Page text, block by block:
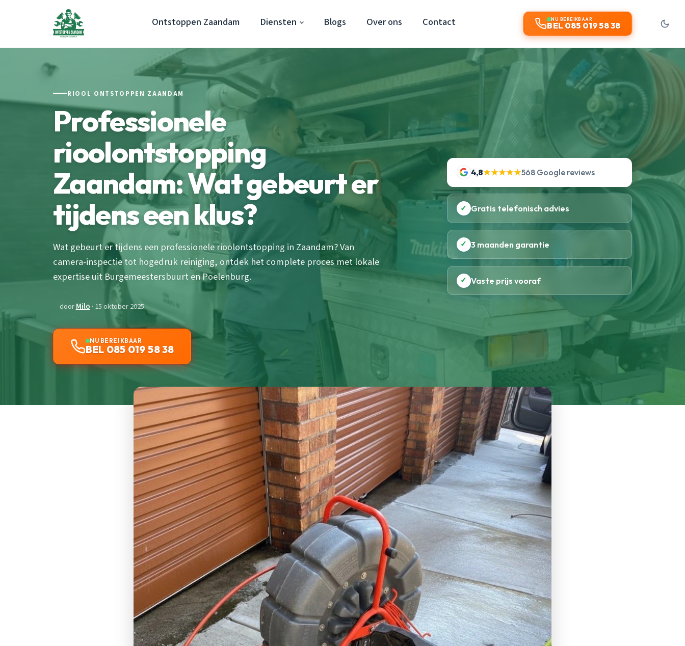
Ontstoppen Zaandam Diensten Blogs Over ons Contact NU BEREIKBAAR
BEL 085 019 58 38
RIOOL ONTSTOPPEN ZAANDAM
Professionele
rioolontstopping
Zaandam: Wat gebeurt er
tijdens een klus?
Wat gebeurt er tijdens een professionele rioolontstopping in Zaandam? Van
camera-inspectie tot hogedruk reiniging, ontdek het complete proces met lokale
expertise uit Burgemeestersbuurt en Poelenburg.
doorMilo · 15 oktober 2025
NU BEREIKBAAR
BEL 085 019 58 38
4,8★★★★★568 Google reviews
✓ Gratis telefonisch advies
✓ 3 maanden garantie
✓ Vaste prijs vooraf